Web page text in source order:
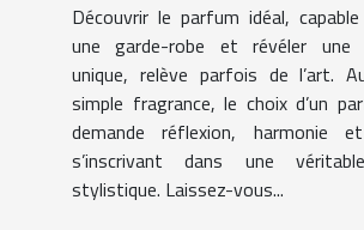
Découvrir le parfum idéal,
une garde-robe et révéler une
unique, relève parfois de l’art.
simple fragrance, le choix d’un
demande réflexion, harmonie
s’inscrivant dans une
stylistique. Laissez-vous...